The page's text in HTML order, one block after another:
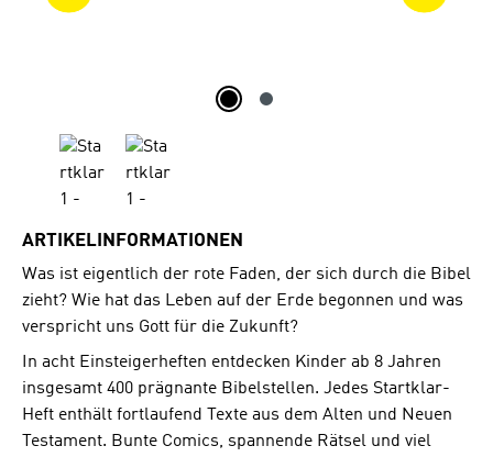
ARTIKELINFORMATIONEN
Was ist eigentlich der rote Faden, der sich durch die Bibel
zieht? Wie hat das Leben auf der Erde begonnen und was
verspricht uns Gott für die Zukunft?
In acht Einsteigerheften entdecken Kinder ab 8 Jahren
insgesamt 400 prägnante Bibelstellen. Jedes Startklar-
Heft enthält fortlaufend Texte aus dem Alten und Neuen
Testament. Bunte Comics, spannende Rätsel und viel